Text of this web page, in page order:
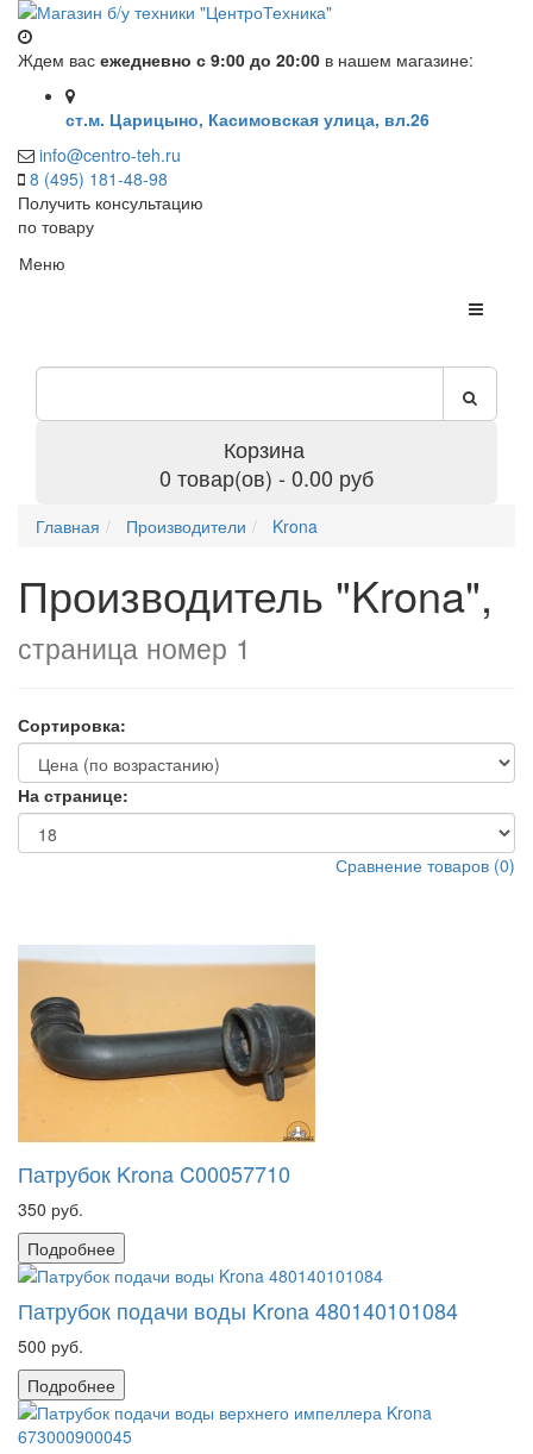
Ждем вас ежедневно с 9:00 до 20:00 в нашем магазине:
ст.м. Царицыно, Касимовская улица, вл.26
info@centro-teh.ru
8 (495) 181-48-98
Получить консультацию
по товару
Меню
Корзина
0 товар(ов) - 0.00 руб
Главная Производители Krona
Производитель "Krona",
страница номер 1
Сортировка:
На странице:
Сравнение товаров (0)
Патрубок Krona C00057710
350 руб.
Подробнее
Патрубок подачи воды Krona 480140101084
500 руб.
Подробнее